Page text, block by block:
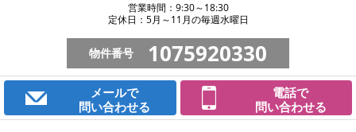
営業時間：9:30～18:30
定休日：5月～11月の毎週水曜日
物件番号 1075920330
メールで
問い合わせる
電話で
問い合わせる